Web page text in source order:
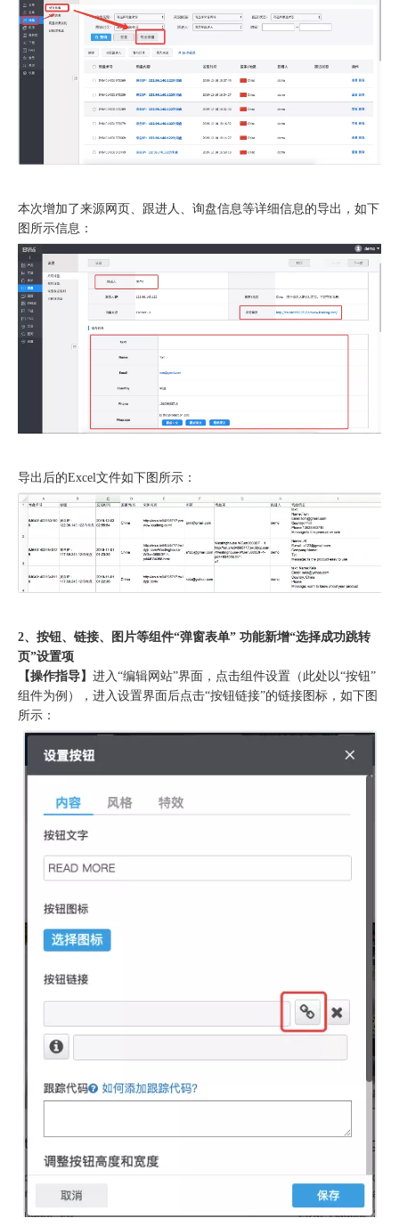
本次增加了来源网页、跟进人、询盘信息等详细信息的导出，如下
图所示信息：
导出后的Excel文件如下图所示：
2、按钮、链接、图片等组件“弹窗表单” 功能新增“选择成功跳转
页”设置项
【操作指导】 进入“编辑网站”界面，点击组件设置（此处以“按钮”
组件为例），进入设置界面后点击“按钮链接”的链接图标，如下图
所示：